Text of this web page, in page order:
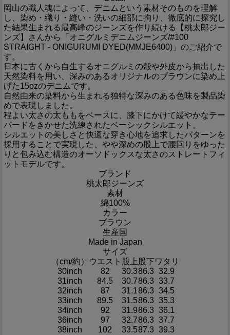
岡山の職人魂によって、デニムという素材そのものを理解
し、染め・織り・縫い・洗いの細部に拘り、徹底的に探究し
た結果生まれる最高峰のジーンズを作り続ける【桃太郎ジー
ンズ】さんから「オニグルミデニムジーンズ/#100
STRAIGHT - ONIGURUMI DYED(MMJE6400)」のご紹介で
す。
日本に古くから自生するオニグルミの殻や外皮から抽出した
天然染料を用い、深みのあるオリジナルのブラウンに染め上
げた15ozのデニムです。
自然由来の染料から生まれる独特な深みのある色味を製品染
めで表現しました。
程よい太さの太ももをベースに、膝下にかけて緩やかなテー
パードをきかせた洗練されたベーシックシルエット。
シルエットの美しさと快適な穿き心地を追求したパターンを
採用することで実現した、やや深めの股上で腰回りをゆった
りと包み込む構造のオーソドックスな太さのストレートフィ
ットモデルです。
ブランド
桃太郎ジーンズ
素材
綿100%
カラー
ブラウン
生産国
Made in Japan
サイズ
（cm/約）
ウエスト 股上股下 ワタリ
30inch
82 30.386.3 32.9
31inch
84.5 30.786.3 33.7
32inch
87 31.186.3 34.5
33inch
89.5 31.586.3 35.3
34inch
92 31.986.3 36.1
36inch
97 32.786.3 37.7
38inch
102 33.587.3 39.3